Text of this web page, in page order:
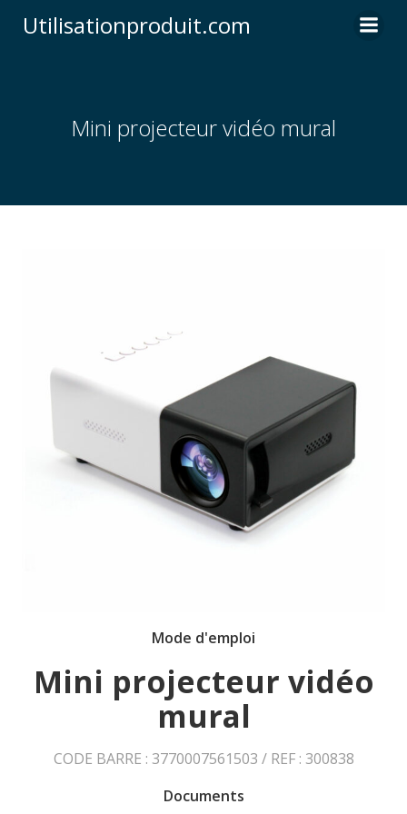
to
Utilisationproduit.com
Mini projecteur vidéo mural
Mode d'emploi
Mini projecteur vidéo
mural
CODE BARRE : 3770007561503 / REF : 300838
Documents